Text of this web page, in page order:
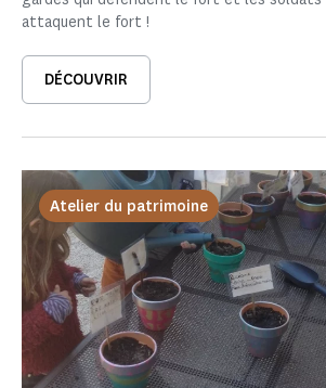
attaquent le fort !
DÉCOUVRIR
Atelier du patrimoine